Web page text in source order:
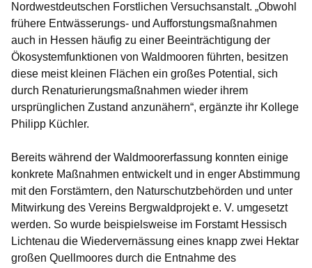
Nordwestdeutschen Forstlichen Versuchsanstalt. „Obwohl
frühere Entwässerungs- und Aufforstungsmaßnahmen
auch in Hessen häufig zu einer Beeinträchtigung der
Ökosystemfunktionen von Waldmooren führten, besitzen
diese meist kleinen Flächen ein großes Potential, sich
durch Renaturierungsmaßnahmen wieder ihrem
ursprünglichen Zustand anzunähern“, ergänzte ihr Kollege
Philipp Küchler.
Bereits während der Waldmoorerfassung konnten einige
konkrete Maßnahmen entwickelt und in enger Abstimmung
mit den Forstämtern, den Naturschutzbehörden und unter
Mitwirkung des Vereins Bergwaldprojekt e. V. umgesetzt
werden. So wurde beispielsweise im Forstamt Hessisch
Lichtenau die Wiedervernässung eines knapp zwei Hektar
großen Quellmoores durch die Entnahme des